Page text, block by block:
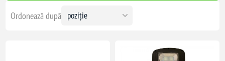
Ordonează după